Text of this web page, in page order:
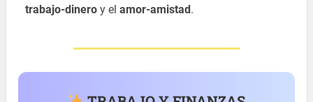
trabajo-dinero y elamor-amistad .